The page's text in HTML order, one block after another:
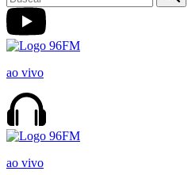
ao vivo
ao vivo